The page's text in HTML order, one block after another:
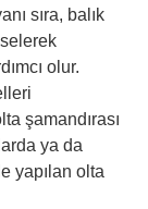
sıra, balık
olur.
şamandırası
ya da
yapılan olta